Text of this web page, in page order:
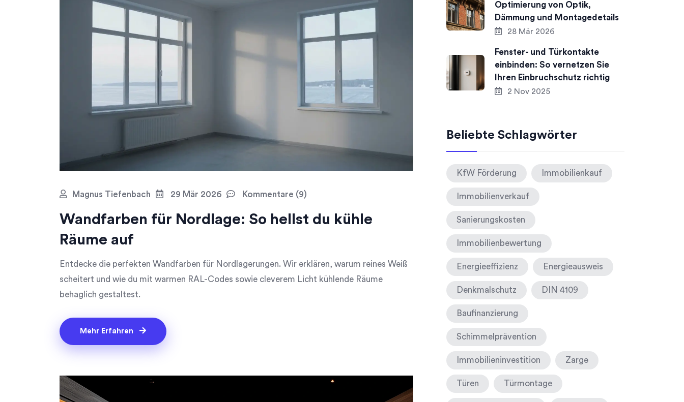
Magnus Tiefenbach 29 Mär 2026 Kommentare (9)
Wandfarben für Nordlage: So hellst du kühle
Räume auf
Entdecke die perfekten Wandfarben für Nordlagerungen. Wir erklären, warum reines Weiß
scheitert und wie du mit warmen RAL-Codes sowie cleverem Licht kühlende Räume
behaglich gestaltest.
Mehr Erfahren
Optimierung von Optik,
Dämmung und Montagedetails
28 Mär 2026
Fenster- und Türkontakte
einbinden: So vernetzen Sie
Ihren Einbruchschutz richtig
2 Nov 2025
Beliebte Schlagwörter
KfW Förderung Immobilienkauf
Immobilienverkauf
Sanierungskosten
Immobilienbewertung
Energieeffizienz Energieausweis
Denkmalschutz DIN 4109
Baufinanzierung
Schimmelprävention
Immobilieninvestition Zarge
Türen Türmontage